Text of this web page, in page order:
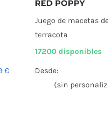
€
RED POPPY
Juego de macetas
terracota
17200 disponibles
Desde:
(sin